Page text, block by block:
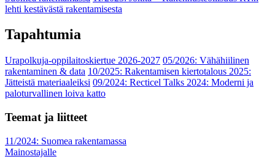
lehti kestävästä rakentamisesta
Tapahtumia
Urapolkuja-oppilaitoskiertue 2026-2027 05/2026: Vähähiilinen
rakentaminen & data 10/2025: Rakentamisen kiertotalous 2025:
Jätteistä materiaaleiksi 09/2024: Recticel Talks 2024: Moderni ja
paloturvallinen loiva katto
Teemat ja liitteet
11/2024: Suomea rakentamassa
Mainostajalle